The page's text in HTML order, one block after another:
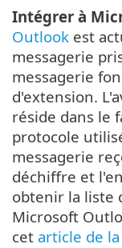
Intégrer à
Outlook est
messagerie
messagerie
d'extension.
réside dans le
protocole
messagerie
déchiffre et
obtenir la liste
Microsoft
cet article de la